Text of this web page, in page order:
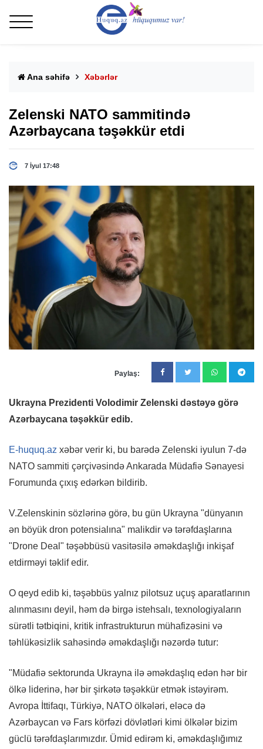
Ana səhifə Xəbərlər
Zelenski NATO sammitində
Azərbaycana təşəkkür etdi
7 İyul 17:48
Paylaş:
Ukrayna Prezidenti Volodimir Zelenski dəstəyə görə
Azərbaycana təşəkkür edib.
E-huquq.az xəbər verir ki, bu barədə Zelenski iyulun 7-də
NATO sammiti çərçivəsində Ankarada Müdafiə Sənayesi
Forumunda çıxış edərkən bildirib.
V.Zelenskinin sözlərinə görə, bu gün Ukrayna "dünyanın
ən böyük dron potensialına" malikdir və tərəfdaşlarına
"Drone Deal" təşəbbüsü vasitəsilə əməkdaşlığı inkişaf
etdirməyi təklif edir.
O qeyd edib ki, təşəbbüs yalnız pilotsuz uçuş aparatlarının
alınmasını deyil, həm də birgə istehsalı, texnologiyaların
sürətli tətbiqini, kritik infrastrukturun mühafizəsini və
təhlükəsizlik sahəsində əməkdaşlığı nəzərdə tutur:
"Müdafiə sektorunda Ukrayna ilə əməkdaşlıq edən hər bir
ölkə liderinə, hər bir şirkətə təşəkkür etmək istəyirəm.
Avropa İttifaqı, Türkiyə, NATO ölkələri, eləcə də
Azərbaycan və Fars körfəzi dövlətləri kimi ölkələr bizim
güclü tərəfdaşlarımızdır. Ümid edirəm ki, əməkdaşlığımız